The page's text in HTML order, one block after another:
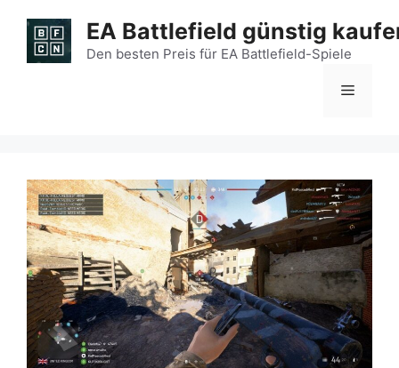
Inhalt
springen
EA Battlefield günstig
Den besten Preis für EA Battlefield-Spiele
Menü